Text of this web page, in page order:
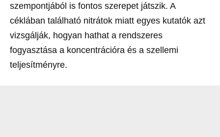
szempontjából is fontos szerepet játszik. A
céklában található nitrátok miatt egyes kutatók azt
vizsgálják, hogyan hathat a rendszeres
fogyasztása a koncentrációra és a szellemi
teljesítményre.